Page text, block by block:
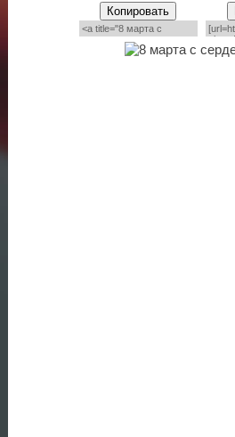
Копировать